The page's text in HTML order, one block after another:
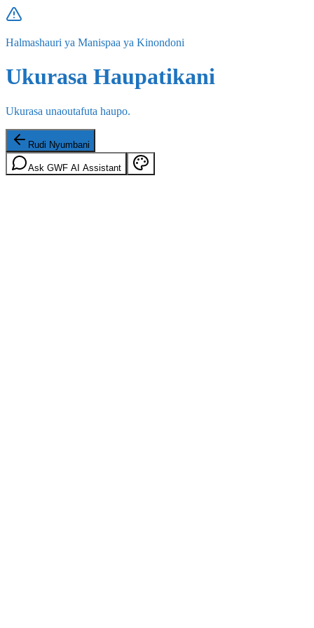
Halmashauri ya Manispaa ya Kinondoni
Ukurasa Haupatikani
Ukurasa unaoutafuta haupo.
Rudi Nyumbani
Ask GWF AI Assistant